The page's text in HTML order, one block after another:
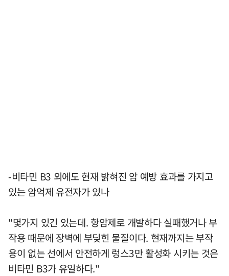
-비타민 B3 외에도 현재 밝혀진 암 예방 효과를 가지고
있는 암억제 유전자가 있나
"몇가지 있긴 있는데. 항암제로 개발하다 실패했거나 부
작용 때문에 장벽에 부딪힌 물질이다. 현재까지는 부작
용이 없는 선에서 안전하게 렁스3만 활성화 시키는 것은
비타민 B3가 유일하다."